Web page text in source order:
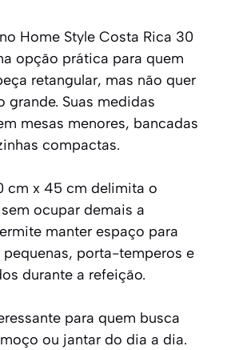
Home Style Costa Rica 30
opção prática para quem
retangular, mas não quer
grande. Suas medidas
mesas menores, bancadas
compactas.
cm x 45 cm delimita o
ocupar demais a
manter espaço para
porta-temperos e
durante a refeição.
para quem busca
ou jantar do dia a dia.